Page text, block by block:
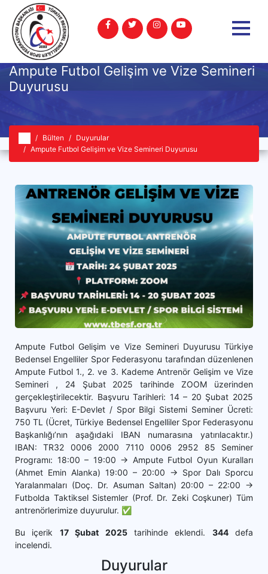
Ampute Futbol Gelişim ve Vize Semineri
Duyurusu
Bülten
Duyurular
Ampute Futbol Gelişim ve Vize Semineri Duyurusu
Ampute Futbol Gelişim ve Vize Semineri Duyurusu Türkiye
Bedensel Engelliler Spor Federasyonu tarafından düzenlenen
Ampute Futbol 1., 2. ve 3. Kademe Antrenör Gelişim ve Vize
Semineri , 24 Şubat 2025 tarihinde ZOOM üzerinden
gerçekleştirilecektir. Başvuru Tarihleri: 14 – 20 Şubat 2025
Başvuru Yeri: E-Devlet / Spor Bilgi Sistemi Seminer Ücreti:
750 TL (Ücret, Türkiye Bedensel Engelliler Spor Federasyonu
Başkanlığı’nın aşağıdaki IBAN numarasına yatırılacaktır.)
IBAN: TR32 0006 2000 7110 0006 2952 85 Seminer
Programı: 18:00 – 19:00 → Ampute Futbol Oyun Kuralları
(Ahmet Emin Alanka) 19:00 – 20:00 → Spor Dalı Sporcu
Yaralanmaları (Doç. Dr. Asuman Saltan) 20:00 – 22:00 →
Futbolda Taktiksel Sistemler (Prof. Dr. Zeki Coşkuner) Tüm
antrenörlerimize duyurulur. ✅
Bu içerik 17 Şubat 2025tarihinde eklendi. 344defa
incelendi.
Duyurular